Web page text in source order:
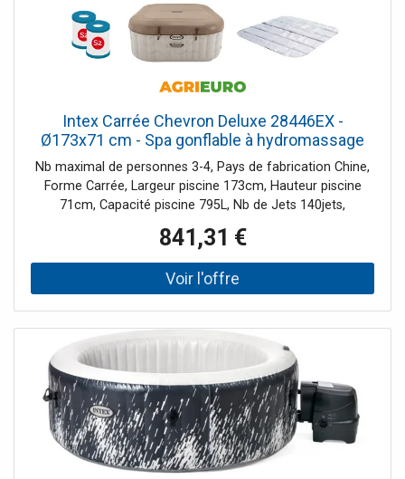
Intex Carrée Chevron Deluxe 28446EX -
Ø173x71 cm - Spa gonflable à hydromassage
Nb maximal de personnes 3-4, Pays de fabrication Chine,
Forme Carrée, Largeur piscine 173cm, Hauteur piscine
71cm, Capacité piscine 795L, Nb de Jets 140jets,
Couleur piscine Effet strié, Débit horaire max pompe
1741L/h, Filtre À cartouche, Bâche de protection Incluse,
Tapis de sol Inclus, Chlorinateur Inclus, Module WIFI (en
841,31 €